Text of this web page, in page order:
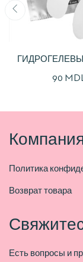
90 MDL
Политика
Возврат товара
Есть вопросы и